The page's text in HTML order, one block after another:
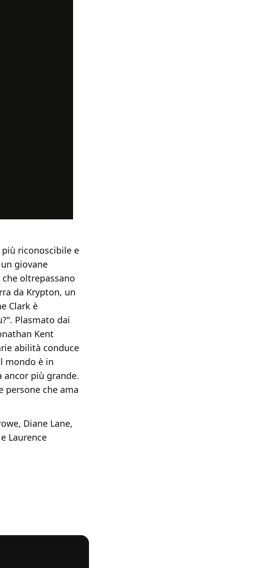
riconoscibile e
giovane
oltrepassano
da Krypton, un
Clark è
Plasmato dai
Kent
abilità conduce
mondo è in
ancor più grande.
persone che ama
Diane Lane,
Laurence